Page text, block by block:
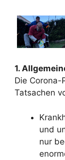
1.
Die Corona-
Tatsachen
und
nur